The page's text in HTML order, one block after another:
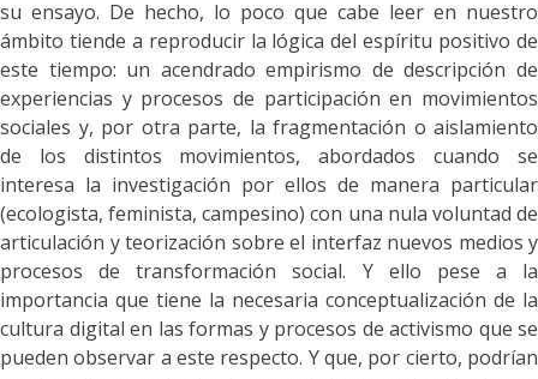
su ensayo. De hecho, lo poco que cabe leer en nuestro
ámbito tiende a reproducir la lógica del espíritu positivo de
este tiempo: un acendrado empirismo de descripción de
experiencias y procesos de participación en movimientos
sociales y, por otra parte, la fragmentación o aislamiento
de los distintos movimientos, abordados cuando se
interesa la investigación por ellos de manera particular
(ecologista, feminista, campesino) con una nula voluntad de
articulación y teorización sobre el interfaz nuevos medios y
procesos de transformación social. Y ello pese a la
importancia que tiene la necesaria conceptualización de la
cultura digital en las formas y procesos de activismo que se
pueden observar a este respecto. Y que, por cierto, podrían